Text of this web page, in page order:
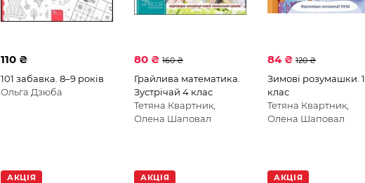
110 ₴
101 забавка. 8–9 років
Ольга Дзюба
80 ₴ 160 ₴
Грайлива математика.
Зустрічай 4 клас
Тетяна Квартник,
Олена Шаповал
84 ₴ 120 ₴
Зимові розумашки. 1
клас
Тетяна Квартник,
Олена Шаповал
АКЦІЯ АКЦІЯ АКЦІЯ